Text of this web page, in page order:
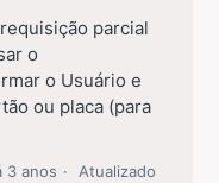
parcial
o
o Usuário e
ou placa (para
3 anos
Atualizado